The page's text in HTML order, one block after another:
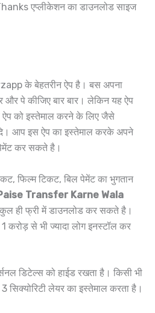
एप्लीकेशन का डाउनलोड साइज
के बेहतरीन ऐप है। बस अपना
और पे कीजिए बार बार। लेकिन यह ऐप
को इस्तेमाल करने के लिए जैसे
आप इस ऐप का इस्तेमाल करके अपने
कर सकते है।
फिल्म टिकट, बिल पेमेंट का भुगतान
Transfer Karne Wala
ही फ्री में डाउनलोड कर सकते है।
से भी ज्यादा लोग इनस्टॉल कर
डिटेल्स को हाईड रखता है। किसी भी
सिक्योरिटी लेयर का इस्तेमाल करता है।